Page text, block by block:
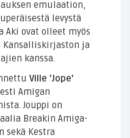
emulaation,
levystä
Aki ovat olleet myös
Kansalliskirjaston ja
kanssa.
Ville ’Jope’
Amigan
Jouppi on
Breakin Amiga-
sekä Kestra